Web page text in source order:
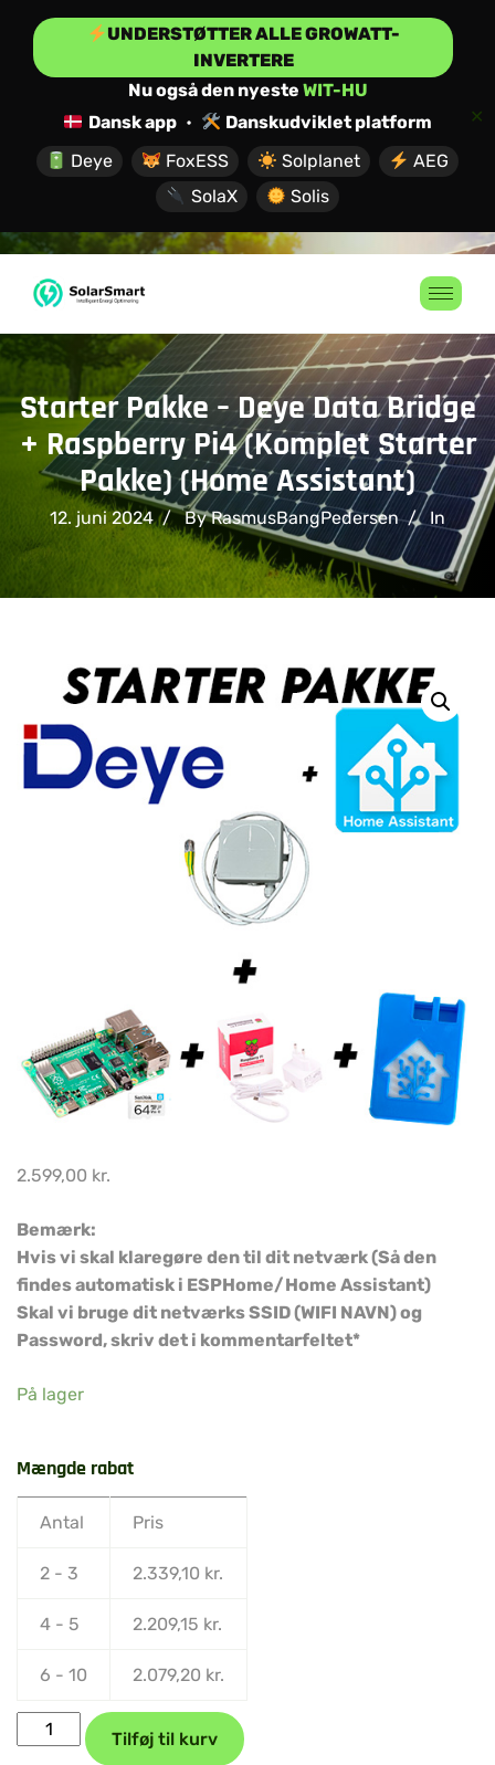
UNDERSTØTTER ALLE GROWATT-
INVERTERE
Nu også den nyeste WIT-HU
Dansk app•
Danskudviklet platform
Deye
FoxESS Solplanet
AEG
SolaX
Solis
✕
Starter Pakke – Deye Data Bridge
+ Raspberry Pi4 (Komplet Starter
Pakke) (Home Assistant)
12. juni 2024 By RasmusBangPedersen In
2.599,00 kr.
Bemærk:
Hvis vi skal klaregøre den til dit netværk (Så den
findes automatisk i ESPHome/Home Assistant)
Skal vi bruge dit netværks SSID (WIFI NAVN) og
Password, skriv det i kommentarfeltet*
På lager
Mængde rabat
Antal Pris
2 - 3 2.339,10 kr.
4 - 5 2.209,15 kr.
6 - 10 2.079,20 kr.
Tilføj til kurv